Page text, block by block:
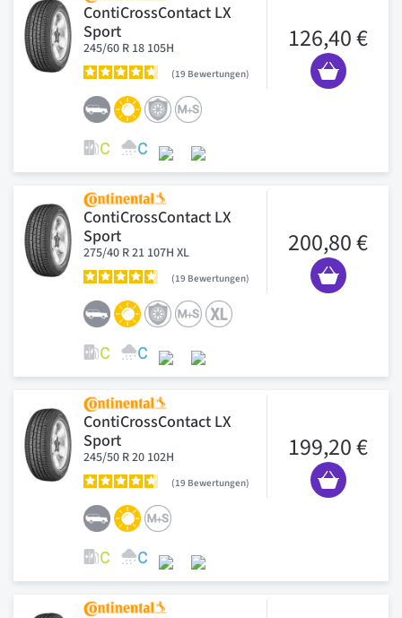
ContiCrossContact LX
Sport
245/60 R 18 105H
19 Bewertungen
126,40 €
ContiCrossContact LX
Sport
275/40 R 21 107H XL
19 Bewertungen
200,80 €
ContiCrossContact LX
Sport
245/50 R 20 102H
19 Bewertungen
199,20 €